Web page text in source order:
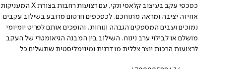
כפכפי עקב בעיצוב קלאסי ונקי, עם רצועות רחבות בצורת X המעניקות
אחיזה יציבה ומראה מתוחכם. לכפכפים חרטום מרובע בשילוב עקבים
נמוכים ועבים המספקים הגבהה ונוחות, והופכים אותם לפריט יומיומי
מושלם או לבילוי ערב נינוח. השילוב בין המבנה הגיאומטרי של העקב
לרצועות הרכות יוצר צללית מודרנית ומינימליסטית שתשלים כל